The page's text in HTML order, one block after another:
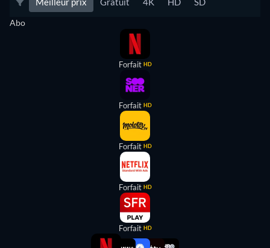
Abo
Forfait HD
Forfait HD
Forfait HD
Forfait HD
Forfait HD